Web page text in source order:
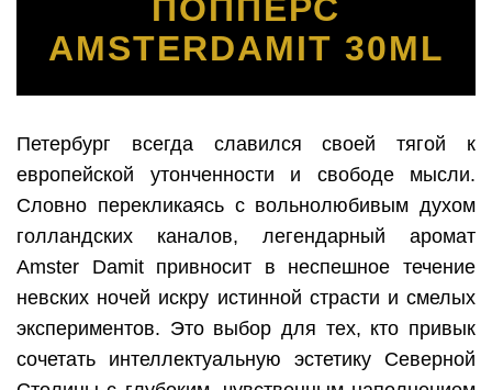
ПОППЕРС
AMSTERDAMIT 30ML
Петербург всегда славился своей тягой к
европейской утонченности и свободе мысли.
Словно перекликаясь с вольнолюбивым духом
голландских каналов, легендарный аромат
Amster Damit привносит в неспешное течение
невских ночей искру истинной страсти и смелых
экспериментов. Это выбор для тех, кто привык
сочетать интеллектуальную эстетику Северной